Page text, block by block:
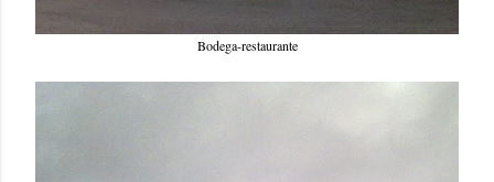
Bodega-restaurante